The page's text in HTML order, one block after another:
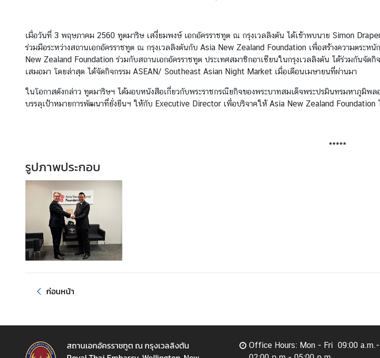
า
ว
N
w
s
กิ
จ
i
n
e
s
ซ่
/
เมื่อวันที่ 3 พฤษภาคม 2560 ทูตมาริษ เสงี่ยมพงษ์ เอกอัครราชทูต ณ กรุงเวลลิงตัน ได้เข้าพบนาย Simon
ร่วมมือระหว่างสถานเอกอัครราชทูต ณ กรุงเวลลิงตันกับ Asia New Zealand Foundation เพื่อสร้างความตระห
New Zealand Foundation ร่วมกับสถานเอกอัครราชทูต ประเทศสมาชิกอาเซียนในกรุงเวลลิงตัน ได้ร่วมกันจัด
เสมอมา โดยล่าสุด ได้จัดกิจกรรม ASEAN/ Southeast Asian Night Market เมื่อเดือนเมษายนที่ผ่านมา
ในโอกาสดังกล่าว ทูตมาริษฯ ได้มอบหนังสือเกี่ยวกับพระราชกรณียกิจของพระบาทสมเด็จพระปรมินทรมหาภูมิพ
บรรลุเป้าหมายการพัฒนาที่ยั่งยืนฯ ให้กับ Executive Director เพื่อบริจาคให้ Asia New Zealand
*****
รูปภาพประกอบ
ก่อนหน้า
สถานเอกอัครราชทูต ณ กรุงเวลลิงตัน
Office Hours: Mon - Fri 09:00